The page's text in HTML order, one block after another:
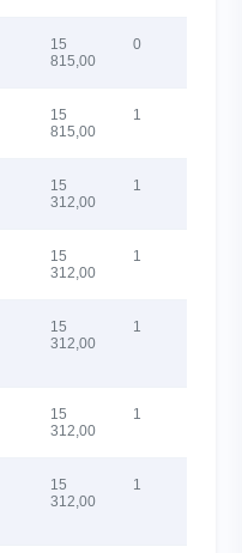
15
815,00
0
15
815,00
1
15
312,00
1
15
312,00
1
15
312,00
1
15
312,00
1
15
312,00
1